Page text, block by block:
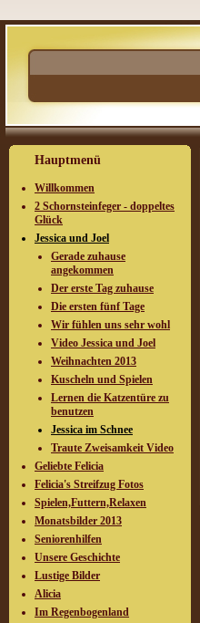
Hauptmenü
Willkommen
2 Schornsteinfeger - doppeltes
Glück
Jessica und Joel
Gerade zuhause
angekommen
Der erste Tag zuhause
Die ersten fünf Tage
Wir fühlen uns sehr wohl
Video Jessica und Joel
Weihnachten 2013
Kuscheln und Spielen
Lernen die Katzentüre zu
benutzen
Jessica im Schnee
Traute Zweisamkeit Video
Geliebte Felicia
Felicia's Streifzug Fotos
Spielen,Futtern,Relaxen
Monatsbilder 2013
Seniorenhilfen
Unsere Geschichte
Lustige Bilder
Alicia
Im Regenbogenland